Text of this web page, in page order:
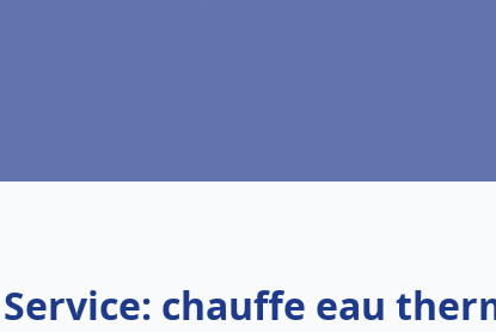
Service: chauffe eau